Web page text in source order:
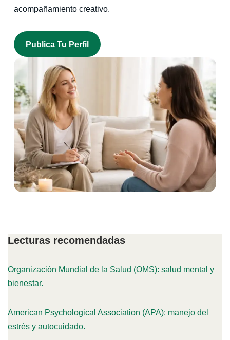
acompañamiento creativo.
Publica Tu Perfil
Lecturas recomendadas
Organización Mundial de la Salud (OMS): salud mental y
bienestar.
American Psychological Association (APA): manejo del
estrés y autocuidado.